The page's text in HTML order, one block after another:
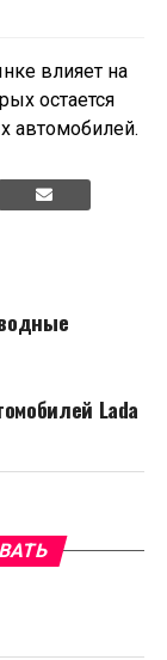
влияет на
остается
автомобилей.
Lada